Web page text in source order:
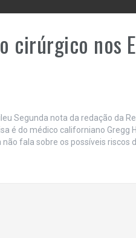
cirúrgico nos
Segunda nota da redação da
é do médico californiano
fala sobre os possíveis riscos